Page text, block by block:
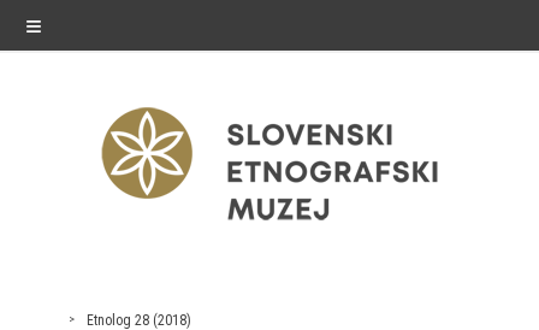
≡
razstaveEtnolog 28 (2018)